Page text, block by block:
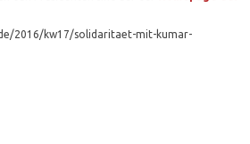
2016/kw17/solidaritaet-mit-kumar-